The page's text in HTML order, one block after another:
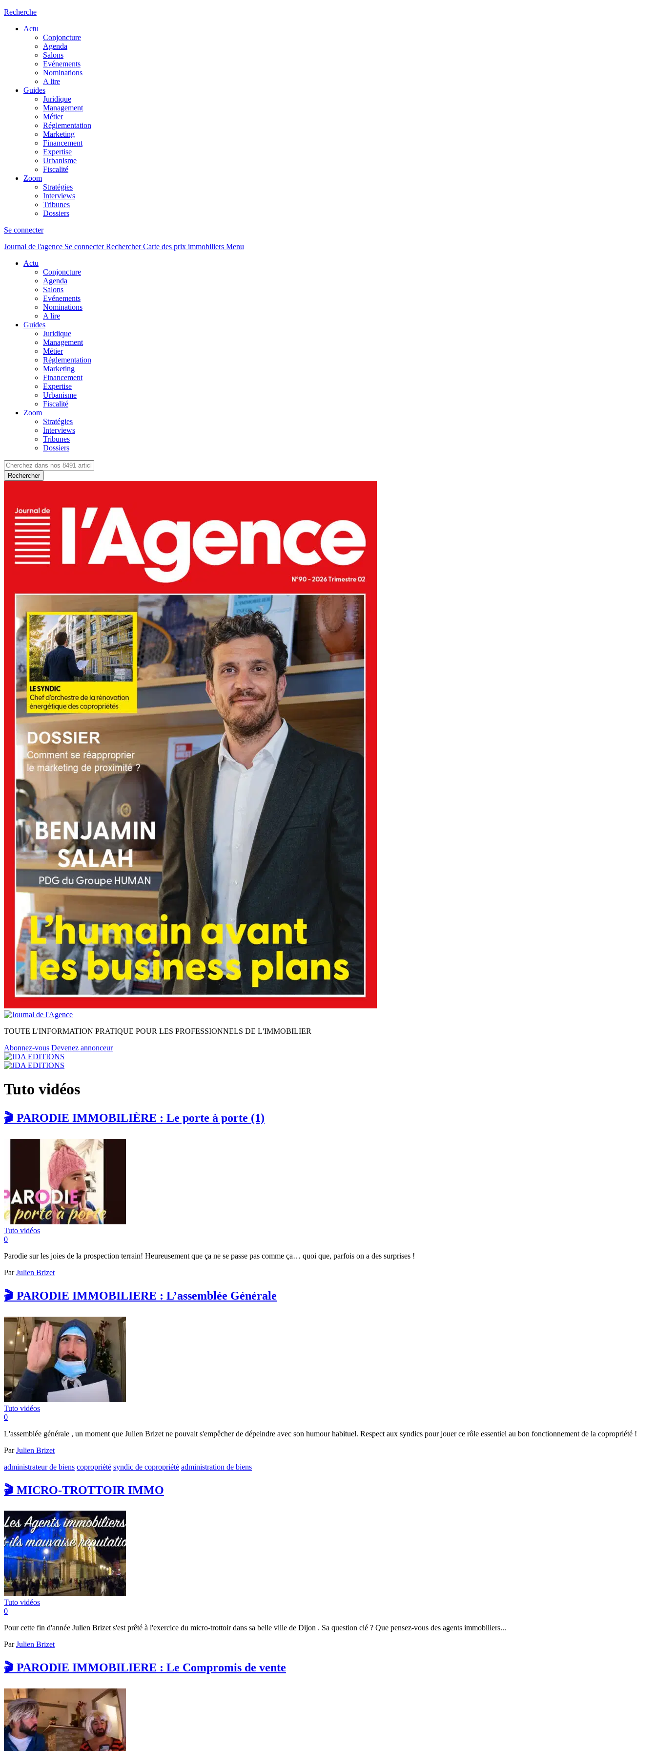
Recherche
Actu
Conjoncture
Agenda
Salons
Evénements
Nominations
A lire
Guides
Juridique
Management
Métier
Réglementation
Marketing
Financement
Expertise
Urbanisme
Fiscalité
Zoom
Stratégies
Interviews
Tribunes
Dossiers
Se connecter
Journal de l'agence Se connecterRechercher Carte des prix immobiliers Menu
Actu
Conjoncture
Agenda
Salons
Evénements
Nominations
A lire
Guides
Juridique
Management
Métier
Réglementation
Marketing
Financement
Expertise
Urbanisme
Fiscalité
Zoom
Stratégies
Interviews
Tribunes
Dossiers
Rechercher
TOUTE L'INFORMATION PRATIQUE POUR LES PROFESSIONNELS DE L'IMMOBILIER
Abonnez-vous Devenez annonceur
Tuto vidéos
🎬 PARODIE IMMOBILIÈRE : Le porte à porte (1)
Tuto vidéos
0
Parodie sur les joies de la prospection terrain! Heureusement que ça ne se passe pas comme ça… quoi que, parfois on a des surprises !
ParJulien Brizet
🎬 PARODIE IMMOBILIERE : L’assemblée Générale
Tuto vidéos
0
L'assemblée générale , un moment que Julien Brizet ne pouvait s'empêcher de dépeindre avec son humour habituel. Respect aux syndics pour jouer ce rôle essentiel au bon fonctionnement de la copropriété !
ParJulien Brizet
administrateur de biens copropriété syndic de copropriété administration de biens
🎬 MICRO-TROTTOIR IMMO
Tuto vidéos
0
Pour cette fin d'année Julien Brizet s'est prêté à l'exercice du micro-trottoir dans sa belle ville de Dijon . Sa question clé ? Que pensez-vous des agents immobiliers...
ParJulien Brizet
🎬 PARODIE IMMOBILIERE : Le Compromis de vente